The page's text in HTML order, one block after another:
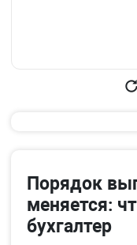
Порядок
меняется:
бухгалтер